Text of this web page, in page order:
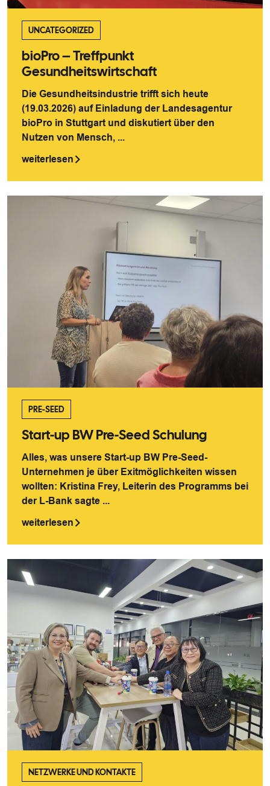
UNCATEGORIZED
bioPro – Treffpunkt
Gesundheitswirtschaft
Die Gesundheitsindustrie trifft sich heute
(19.03.2026) auf Einladung der Landesagentur
bioPro in Stuttgart und diskutiert über den
Nutzen von Mensch, ...
weiterlesen
PRE-SEED
Start-up BW Pre-Seed Schulung
Alles, was unsere Start-up BW Pre-Seed-
Unternehmen je über Exitmöglichkeiten wissen
wollten: Kristina Frey, Leiterin des Programms bei
der L-Bank sagte ...
weiterlesen
NETZWERKE UND KONTAKTE